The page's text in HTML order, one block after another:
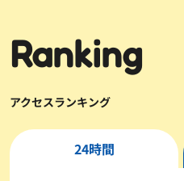
Ranking
アクセスランキング
24時間